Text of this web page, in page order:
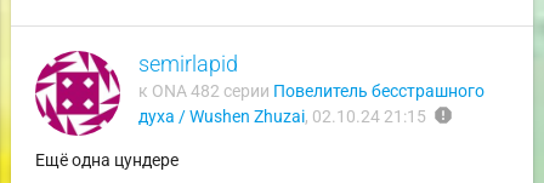
semirlapid
к ONA 482 серии Повелитель бесстрашного
духа / Wushen Zhuzai, 02.10.24 21:15 report
Ещё одна цундере